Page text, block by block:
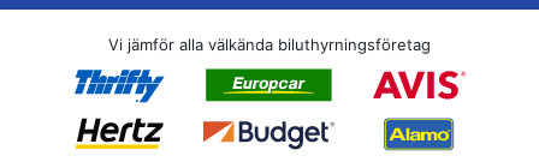
Vi jämför alla välkända biluthyrningsföretag